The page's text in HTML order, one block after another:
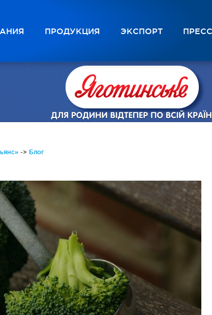
ПРОДУКЦИЯ ЭКСПОРТ
-> Блог